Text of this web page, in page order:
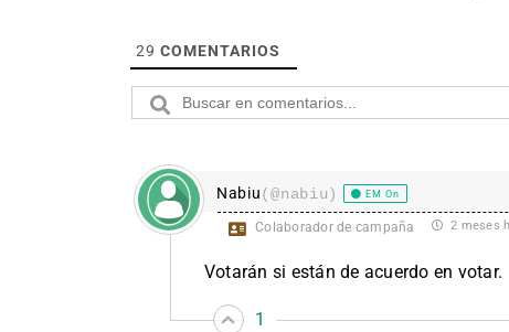
29 COMENTARIOS
Nabiu(@nabiu) EM On
Colaborador de campaña 2 meses
Votarán si están de acuerdo en votar.
1